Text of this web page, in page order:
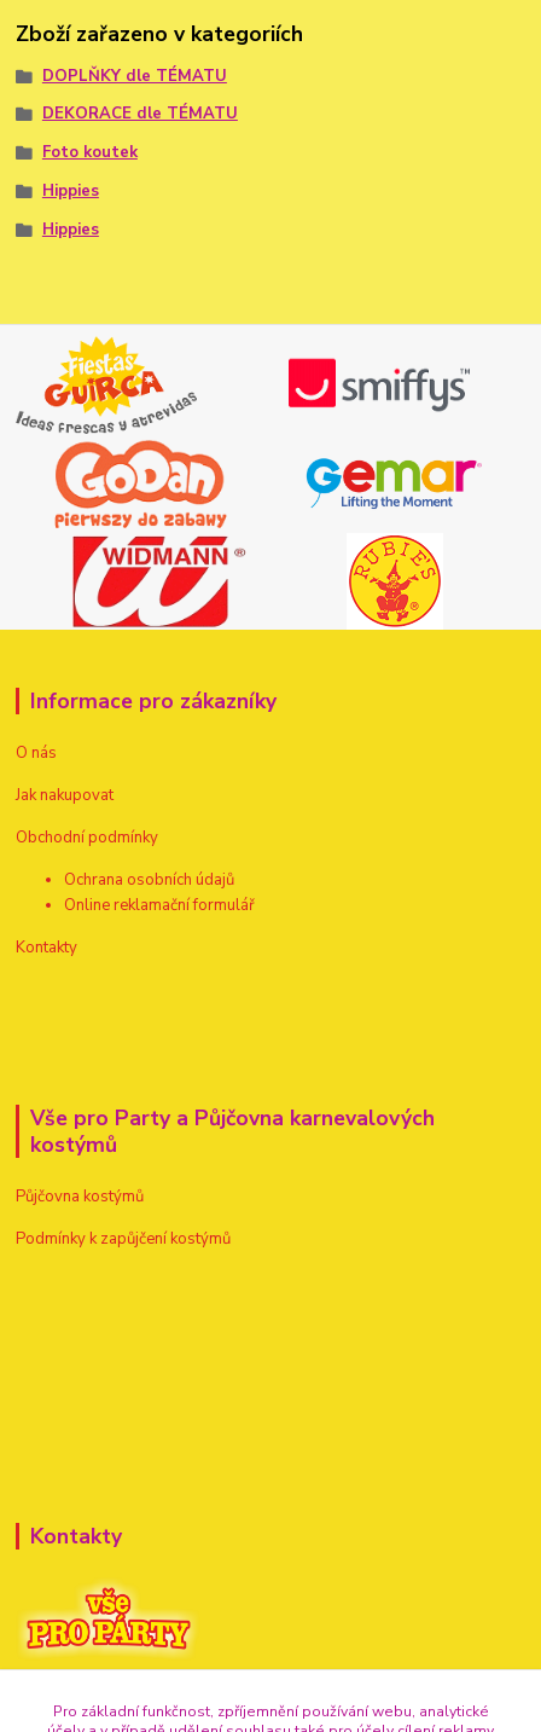
Zboží zařazeno v kategoriích
DOPLŇKY dle TÉMATU
DEKORACE dle TÉMATU
Foto koutek
Hippies
Hippies
Informace pro zákazníky
O nás
Jak nakupovat
Obchodní podmínky
Ochrana osobních údajů
Online reklamační formulář
Kontakty
Vše pro Party a Půjčovna karnevalových
kostýmů
Půjčovna kostýmů
Podmínky k zapůjčení kostýmů
Kontakty
Pro základní funkčnost, zpříjemnění používání webu, analytické